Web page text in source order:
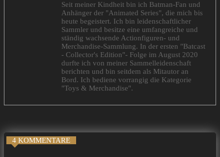
Seit meiner Kindheit bin ich Batman-Fan und
Anhänger der "Animated Series", die mich bis
heute begeistert. Ich bin leidenschaftlicher
Sammler und besitze eine umfangreiche und
ständig wachsende Actionfiguren- und
Merchandise-Sammlung. In der ersten "Batcast
- Collector's Edition"- Folge im August 2020
durfte ich von meiner Sammelleidenschaft
berichten und bin seitdem als Mitautor an
Bord. Ich bediene vorrangig die Kategorie
"Toys & Merchandise".
4 KOMMENTARE